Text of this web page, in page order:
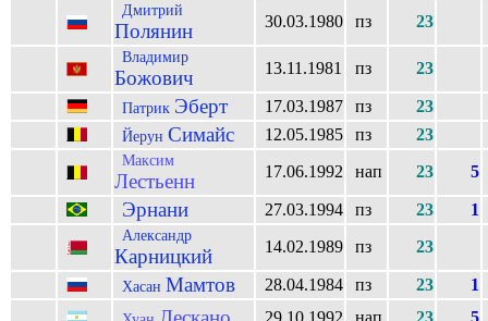
Дмитрий
Полянин 30.03.1980 пз 23
Владимир
Божович 13.11.1981 пз 23
Патрик Эберт 17.03.1987 пз 23
Йерун Симайс 12.05.1985 пз 23
Максим
Лестьенн 17.06.1992 нап 23 5
Эрнани 27.03.1994 пз 23 1
Александр
Карницкий 14.02.1989 пз 23
Хасан Мамтов 28.04.1984 пз 23 1